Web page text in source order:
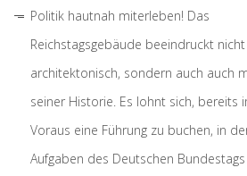
Politik hautnah miterleben! Das
Reichstagsgebäude beeindruckt
architektonisch, sondern auch auch
seiner Historie. Es lohnt sich, bereits
Voraus eine Führung zu buchen, in
Aufgaben des Deutschen Bundestags